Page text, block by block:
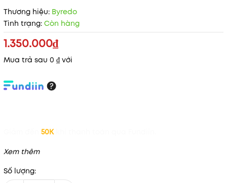
Thương hiệu: Byredo
Tình trạng: Còn hàng
1.350.000₫
Mua trả sau 0 ₫ với
50K
Xem thêm
Số lượng: